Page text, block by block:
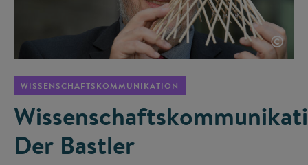
©
WISSENSCHAFTSKOMMUNIKATION
Der Bastler